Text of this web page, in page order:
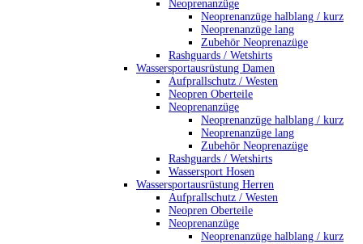
Neoprenanzüge
Neoprenanzüge halblang / kurz
Neoprenanzüge lang
Zubehör Neoprenazüge
Rashguards / Wetshirts
Wassersportausrüstung Damen
Aufprallschutz / Westen
Neopren Oberteile
Neoprenanzüge
Neoprenanzüge halblang / kurz
Neoprenanzüge lang
Zubehör Neoprenazüge
Rashguards / Wetshirts
Wassersport Hosen
Wassersportausrüstung Herren
Aufprallschutz / Westen
Neopren Oberteile
Neoprenanzüge
Neoprenanzüge halblang / kurz